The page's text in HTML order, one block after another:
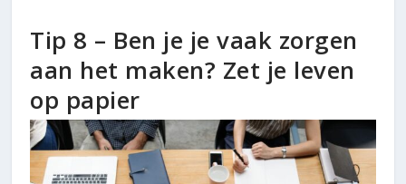
Tip 8 – Ben je je vaak zorgen
aan het maken? Zet je leven
op papier